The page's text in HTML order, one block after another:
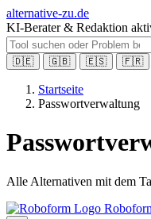
alternative-zu.de
KI-Berater & Redaktion
🇩🇪
🇬🇧 🇪🇸 🇫🇷
Startseite
Passwortverwaltung
Alle Alternativen mit dem